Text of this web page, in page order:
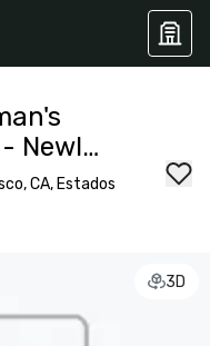
Newly
CA, Estados
3D